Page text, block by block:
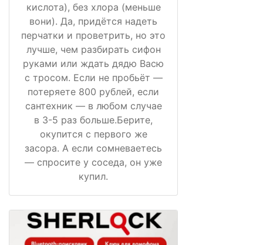
кислота), без хлора (меньше
вони). Да, придётся надеть
перчатки и проветрить, но это
лучше, чем разбирать сифон
руками или ждать дядю Васю
с тросом. Если не пробьёт —
потеряете 800 рублей, если
сантехник — в любом случае
в 3-5 раз больше.Берите,
окупится с первого же
засора. А если сомневаетесь
— спросите у соседа, он уже
купил.